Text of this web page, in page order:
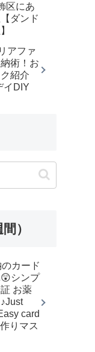
区にあ
ダンド
アファ
術！お
紹介
イDIY
）
カード
シンプ
お薬
card
りマス